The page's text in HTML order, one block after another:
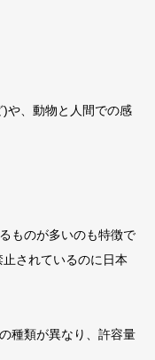
)や、動物と人間での感
ものが多いのも特徴で
されているのに日本
種類が異なり、許容量